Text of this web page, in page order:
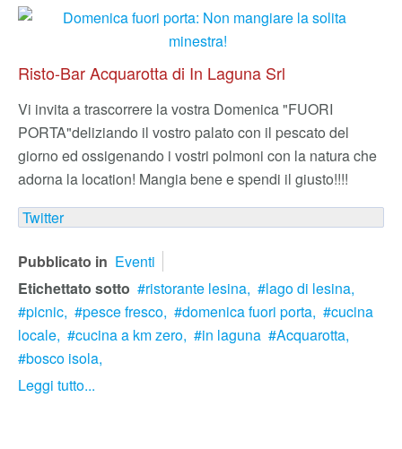
Risto-Bar Acquarotta di In Laguna Srl
Vi invita a trascorrere la vostra Domenica "FUORI
PORTA"deliziando il vostro palato con il pescato del
giorno ed ossigenando i vostri polmoni con la natura che
adorna la location! Mangia bene e spendi il giusto!!!!
Twitter
Pubblicato in Eventi
Etichettato sotto
ristorante lesina,
lago di lesina,
picnic,
pesce fresco, domenica fuori porta,
cucina
locale,
cucina a km zero, in laguna
Acquarotta,
bosco isola,
Leggi tutto...